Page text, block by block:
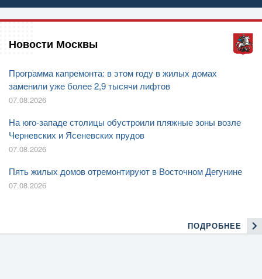
Новости Москвы
Программа капремонта: в этом году в жилых домах
заменили уже более 2,9 тысячи лифтов
07.08.2026
На юго-западе столицы обустроили пляжные зоны возле
Черневских и Ясеневских прудов
07.08.2026
Пять жилых домов отремонтируют в Восточном Дегунине
07.08.2026
ПОДРОБНЕЕ